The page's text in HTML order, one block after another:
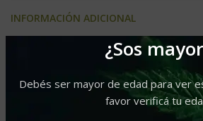
¿Sos
Debés ser mayor de edad para ver
favor verificá tu
INFORMACIÓN ADICIONAL